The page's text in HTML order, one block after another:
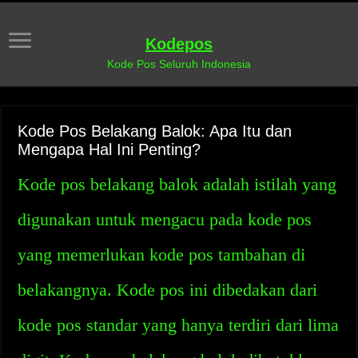
Kodepos
Kode Pos Seluruh Indonesia
Kode Pos Belakang Balok: Apa Itu dan
Mengapa Hal Ini Penting?
Kode pos belakang balok adalah istilah yang
digunakan untuk mengacu pada kode pos
yang memerlukan kode pos tambahan di
belakangnya. Kode pos ini dibedakan dari
kode pos standar yang hanya terdiri dari lima